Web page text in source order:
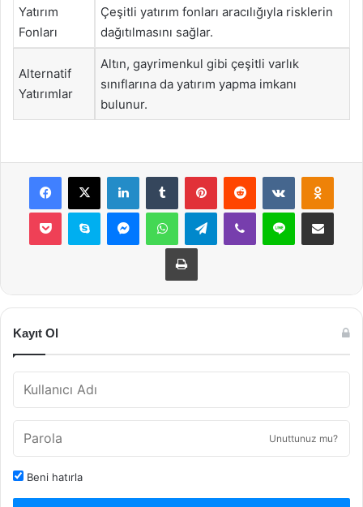
Yatırım
Fonları
Çeşitli yatırım fonları aracılığıyla risklerin
dağıtılmasını sağlar.
Alternatif
Yatırımlar
Altın, gayrimenkul gibi çeşitli varlık
sınıflarına da yatırım yapma imkanı
bulunur.
Facebook
X LinkedInTumblr PinterestReddit VKontakte
Pocket Skype MessengerWhatsAppTelegramViber Line E-Posta ile
Yazdır
Kayıt Ol
Unuttunuz mu?
Beni hatırla